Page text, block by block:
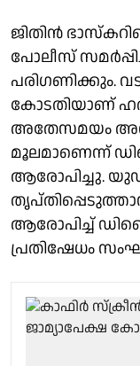
ജിതിൻ
പോലീസ്
പരിഗണിക്കും.
കോടതിയാണ്
അതേസമയം
മൂലമാണെന്ന്
ആരോപിച്ചു.
ആരോപിച്ച്
പ്രതിഷേധം